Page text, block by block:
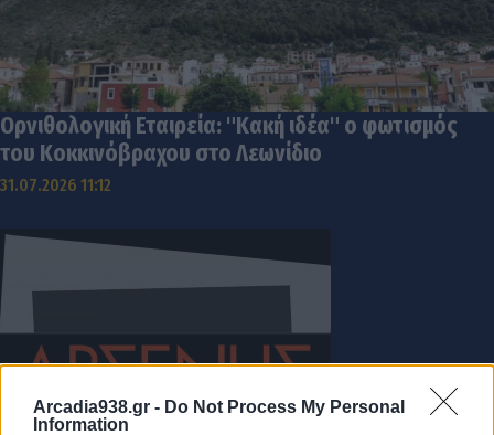
Arcadia938.gr - Do Not Process My Personal
Information
Ορνιθολογική Εταιρεία: "Κακή ιδέα" ο φωτισμός
του Κοκκινόβραχου στο Λεωνίδιο
31.07.2026 11:12